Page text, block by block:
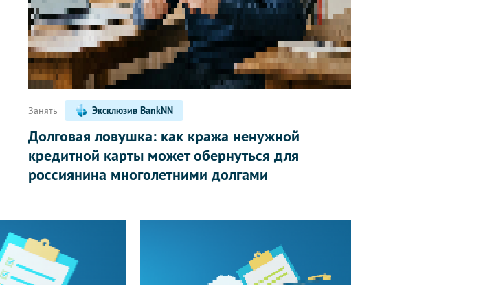
Занять Эксклюзив BankNN
Долговая ловушка: как кража ненужной
кредитной карты может обернуться для
россиянина многолетними долгами